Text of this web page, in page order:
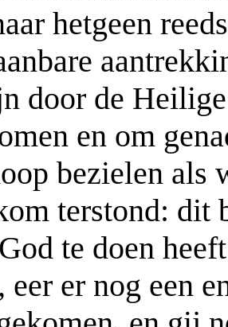
hetgeen
door de
en om
bezielen als
terstond: dit
te doen
eer er nog een